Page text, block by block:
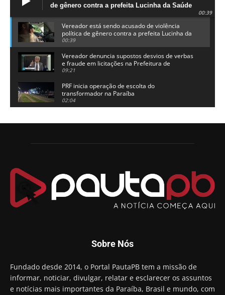
de gênero contra a prefeita Lucinha da Saúde
00:39
Vereador está sendo acusado de violência
política de gênero contra a prefeita Lucinha da
Saúde
00:39
Vereador denuncia supostos desvios de verbas
e fraude em licitações na Prefeitura de
Alhandra
09:21
PRF inicia operação de escolta do
transformador na Paraíba
02:04
candidatura a governador da Paraíba
Chapa dos sonhos: Cícero agradece a Galdino,
Arthur Lira parabeniza Karla Pimentel por sua
reeleição em Conde
00:23
Aguinaldo Ribeiro destaca apoio do PP a Hugo
preso e faz vídeo na cadeia
Hugo Motta retira projeto que permitia bancos
"confiscar" dinheiro de clientes
01:49
Sobre Nós
Fundado desde 2014, o Portal PautaPB tem a missão de
informar, noticiar, divulgar, relatar e esclarecer os assuntos
e notícias mais importantes da Paraíba, Brasil e mundo, com